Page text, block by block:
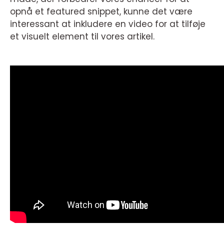
opnå et featured snippet, kunne det være
interessant at inkludere en video for at tilføje
et visuelt element til vores artikel.